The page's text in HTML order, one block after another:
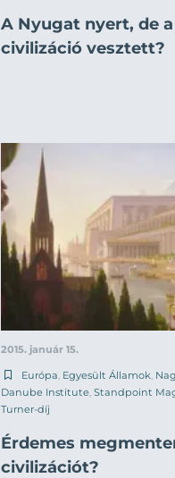
A Nyugat nyert, de
civilizáció vesztett?
2015. január 15.
Európa Egyesült Államok
Danube Institute Standpoint
Turner-díj
Érdemes
civilizációt?